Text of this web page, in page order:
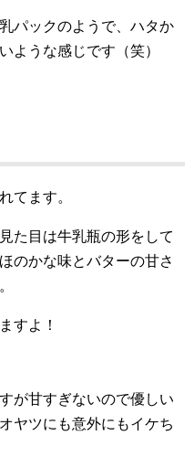
パックのようで、ハタか
ような感じです（笑）
てます。
た目は牛乳瓶の形をして
のかな味とバターの甘さ
すよ！
が甘すぎないので優しい
ヤツにも意外にもイケち